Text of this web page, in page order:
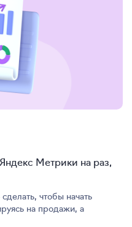
Метрики на раз,
чтобы начать
на продажи, а